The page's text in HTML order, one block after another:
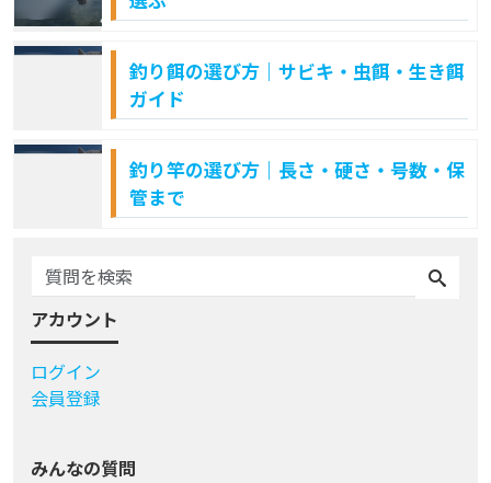
釣り餌の選び方｜サビキ・虫餌・生き餌
ガイド
釣り竿の選び方｜長さ・硬さ・号数・保
管まで
アカウント
ログイン
会員登録
みんなの質問